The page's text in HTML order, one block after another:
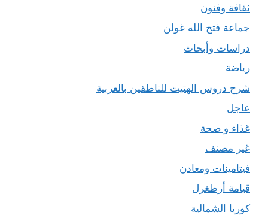
ثقافة وفنون
جماعة فتح الله غولن
دراسات وأبحاث
رياضة
شرح دروس الهتيت للناطقين بالعربية
عاجل
غذاء و صحة
غير مصنف
فيتامينات ومعادن
قيامة أرطغرل
كوريا الشمالية